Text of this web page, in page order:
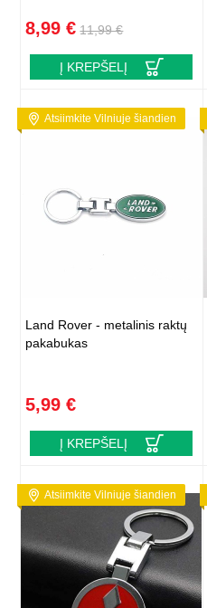
8,99 € 11,99 €
Į KREPŠELĮ
Atsiimkite Vilniuje šiandien
Land Rover - metalinis raktų
pakabukas
5,99 €
Į KREPŠELĮ
Atsiimkite Vilniuje šiandien